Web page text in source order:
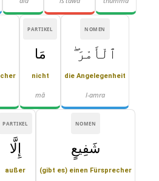
NOMEN
ٱلْأَمْرَ ۖ
die Angelegenheit
l-amra
PARTIKEL
مَا
nicht
mā
NOMEN
شَفِيعٍ
(gibt es) einen Fürsprecher
PARTIKEL
إِلَّا
außer